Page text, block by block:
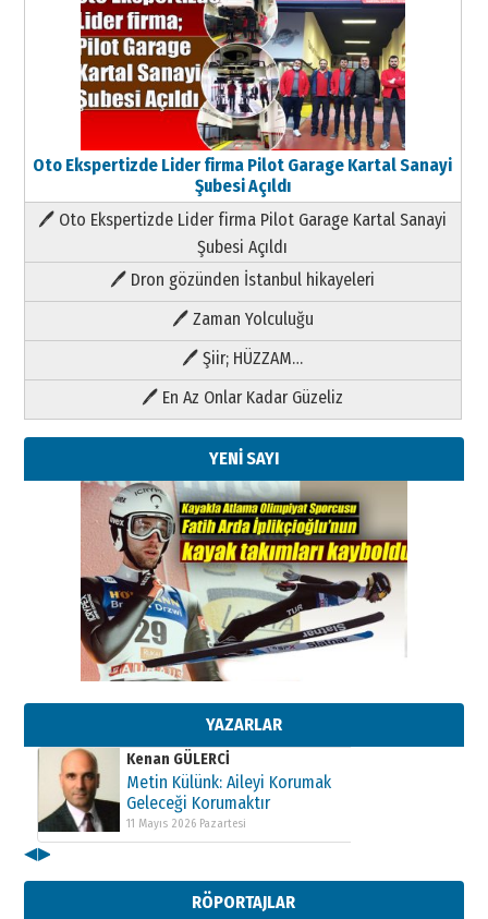
Oto Ekspertizde Lider firma Pilot Garage Kartal Sanayi
Şubesi Açıldı
🖊 Oto Ekspertizde Lider firma Pilot Garage Kartal Sanayi
Şubesi Açıldı
🖊 Dron gözünden İstanbul hikayeleri
🖊 Zaman Yolculuğu
🖊 Şiir; HÜZZAM…
🖊 En Az Onlar Kadar Güzeliz
YENİ SAYI
YAZARLAR
Kenan GÜLERCİ
Metin Külünk: Aileyi Korumak
11 Mayıs 2026 Pazartesi
Kenan GÜLERCİ
Metin Külünk: Aileyi Korumak
Geleceği Korumaktır
11 Mayıs 2026 Pazartesi
Metin Külünk: Aileyi Korumak
Geleceği Korumaktır
◀▶
RÖPORTAJLAR